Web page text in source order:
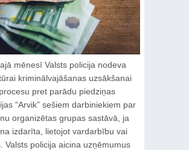
mēnesī Valsts policija nodeva
kriminālvajāšanas uzsākšanai
pret parādu piedziņas
“Arvik” sešiem darbiniekiem par
organizētas grupas sastāvā, ja
izdarīta, lietojot vardarbību vai
Valsts policija aicina uzņēmumus